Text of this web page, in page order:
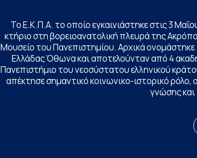
Το Ε.Κ.Π.Α. το οποίο εγκαινιάστηκε στις 3
κτήριο στη βορειοανατολική πλευρά της
Μουσείο του Πανεπιστημίου. Αρχικά
Ελλάδας Όθωνα και αποτελούνταν από 4
Πανεπιστήμιο του νεοσύστατου ελληνικού
απέκτησε σημαντικό κοινωνικο-ιστορικό
γνώσης